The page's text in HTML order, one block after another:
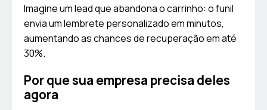
Imagine um lead que abandona o carrinho: o funil
envia um lembrete personalizado em minutos,
aumentando as chances de recuperação em até
30%.
Por que sua empresa precisa deles
agora